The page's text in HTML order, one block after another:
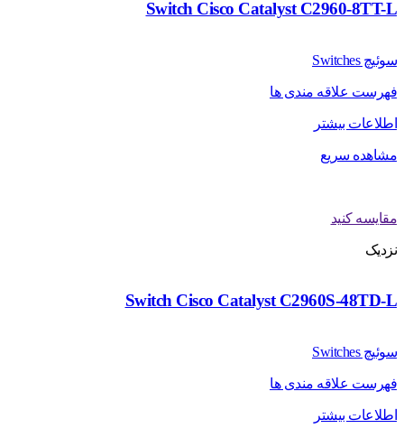
Switch Cisco Catalyst C2960-8TT-L
سوئیچ Switches
فهرست علاقه مندی ها
اطلاعات بیشتر
مشاهده سریع
مقایسه کنید
نزدیک
Switch Cisco Catalyst C2960S-48TD-L
سوئیچ Switches
فهرست علاقه مندی ها
اطلاعات بیشتر